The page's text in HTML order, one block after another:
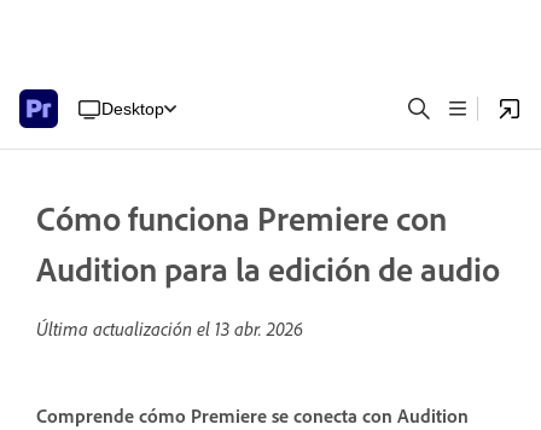
Desktop
Cómo funciona Premiere con
Audition para la edición de audio
Última actualización el 13 abr. 2026
Comprende cómo Premiere se conecta con Audition